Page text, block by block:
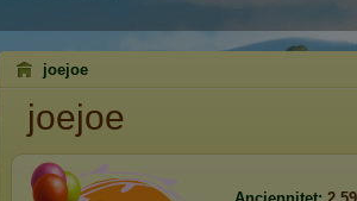
joejoe
joejoe